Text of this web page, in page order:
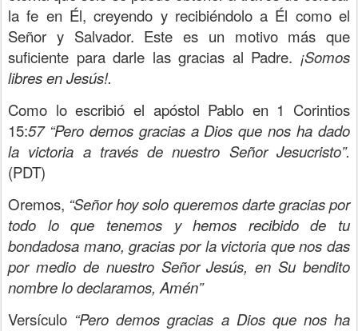
la fe en Él, creyendo y recibiéndolo a Él como el
Señor y Salvador. Este es un motivo más que
suficiente para darle las gracias al Padre. ¡Somos
libres en Jesús!.
Como lo escribió el apóstol Pablo en 1 Corintios
15:57 “Pero demos gracias a Dios que nos ha dado
la victoria a través de nuestro Señor Jesucristo”.
(PDT)
Oremos, “Señor hoy solo queremos darte gracias por
todo lo que tenemos y hemos recibido de tu
bondadosa mano, gracias por la victoria que nos das
por medio de nuestro Señor Jesús, en Su bendito
nombre lo declaramos, Amén”
Versículo “Pero demos gracias a Dios que nos ha